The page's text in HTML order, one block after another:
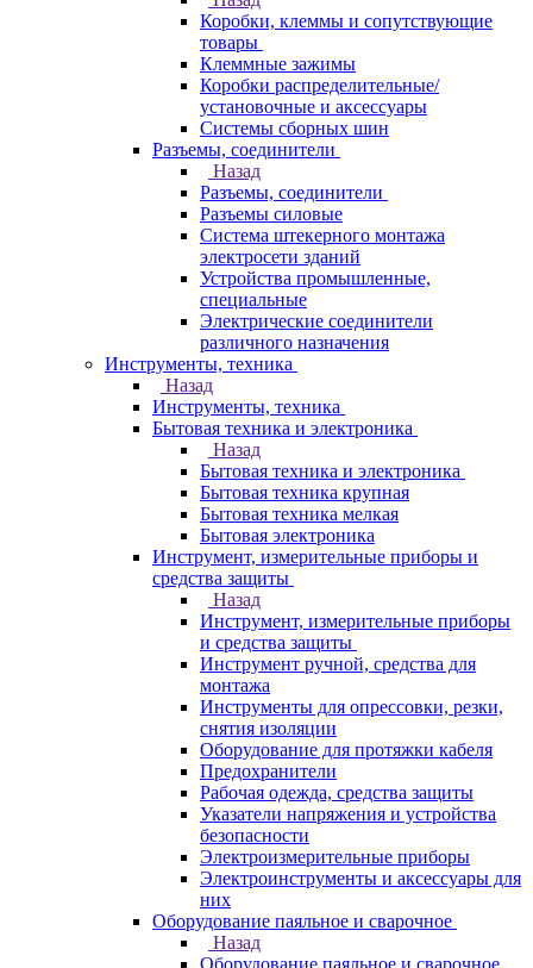
Коробки, клеммы и сопутствующие
товары
Клеммные зажимы
Коробки распределительные/
установочные и аксессуары
Системы сборных шин
Разъемы, соединители
Назад
Разъемы, соединители
Разъемы силовые
Система штекерного монтажа
электросети зданий
Устройства промышленные,
специальные
Электрические соединители
различного назначения
Инструменты, техника
Назад
Инструменты, техника
Бытовая техника и электроника
Назад
Бытовая техника и электроника
Бытовая техника крупная
Бытовая техника мелкая
Бытовая электроника
Инструмент, измерительные приборы и
средства защиты
Назад
Инструмент, измерительные приборы
и средства защиты
Инструмент ручной, средства для
монтажа
Инструменты для опрессовки, резки,
снятия изоляции
Оборудование для протяжки кабеля
Предохранители
Рабочая одежда, средства защиты
Указатели напряжения и устройства
безопасности
Электроизмерительные приборы
Электроинструменты и аксессуары для
них
Оборудование паяльное и сварочное
Назад
Оборудование паяльное и сварочное